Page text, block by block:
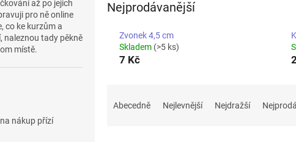
až po jejich
pro ně online
co ke kurzům a
naleznou tady pěkně
místě.
nákup přízí
Nejprodávanější
Zvonek 4,5 cm
Skladem (>5 ks)
7 Kč
Abecedně Nejlevnější Nejdražší